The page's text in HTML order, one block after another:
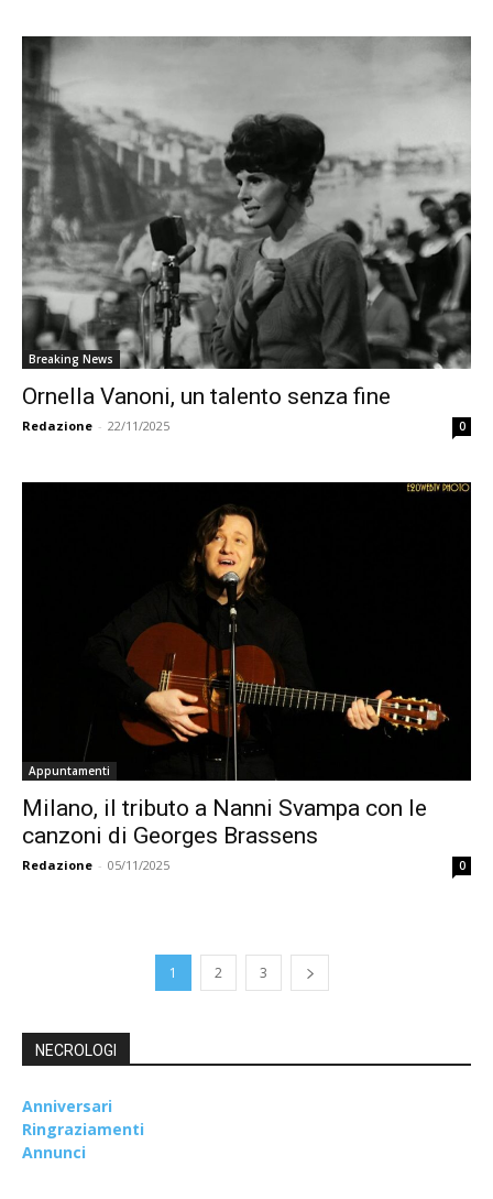
Breaking News
Ornella Vanoni, un talento senza fine
Redazione - 22/11/2025 0
Appuntamenti
Milano, il tributo a Nanni Svampa con le
canzoni di Georges Brassens
Redazione - 05/11/2025 0
1 2 3
NECROLOGI
Anniversari
Ringraziamenti
Annunci